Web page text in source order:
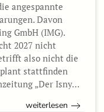
angespannte
Davon
GmbH (IMG).
2027 nicht
also nicht die
stattfinden
„Der Isny…
weiterlesen